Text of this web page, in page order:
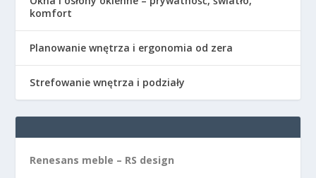
komfort
Planowanie wnętrza i ergonomia od zera
Strefowanie wnętrza i podziały
Renesans meble – RS design